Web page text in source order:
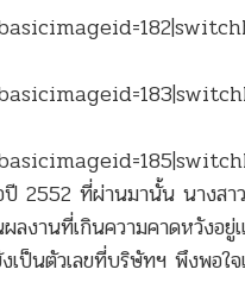
ปี 2552 ที่ผ่านมานั้น นางส
งานที่เกินความคาดหวังอ
ป็นตัวเลขที่บริษัทฯ พึงพอใ